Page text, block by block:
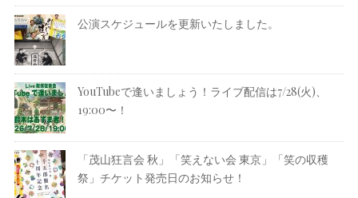
公演スケジュールを更新いたしました。
YouTubeで逢いましょう！ライブ配信は7/28(火)、
19:00〜！
「茂山狂言会 秋」「笑えない会 東京」「笑の収穫
祭」チケット発売日のお知らせ！